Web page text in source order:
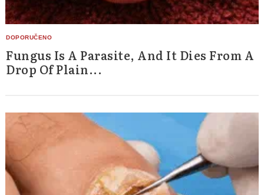
Fungus Is A Parasite, And It Dies From A
Drop Of Plain...